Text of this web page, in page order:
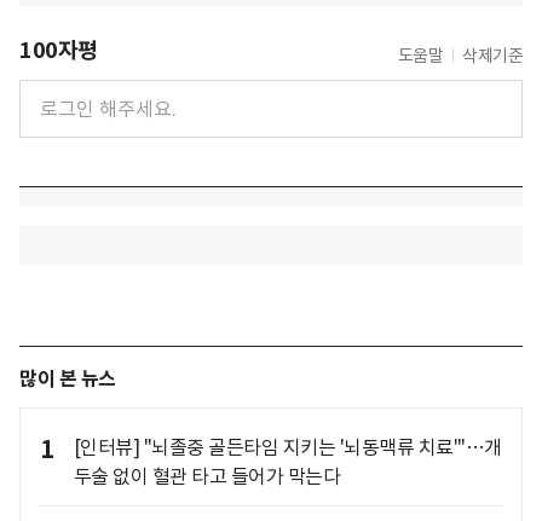
100자평 도움말 삭제기준
많이 본 뉴스
1
[인터뷰] "뇌졸중 골든타임 지키는 '뇌동맥류 치료'"…개
두술 없이 혈관 타고 들어가 막는다